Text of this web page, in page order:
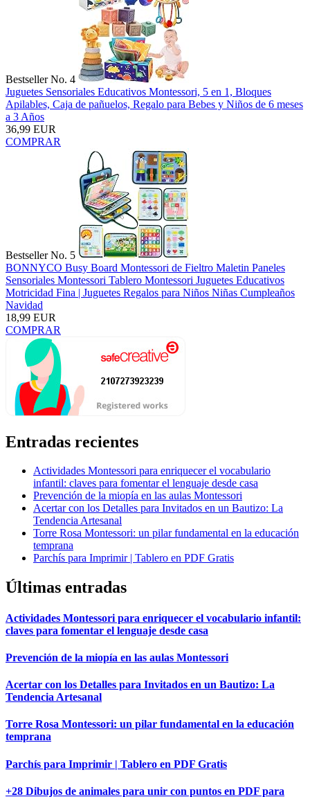
Bestseller No. 4
Juguetes Sensoriales Educativos Montessori, 5 en 1, Bloques
Apilables, Caja de pañuelos, Regalo para Bebes y Niños de 6 meses
a 3 Años
36,99 EUR
COMPRAR
Bestseller No. 5
BONNYCO Busy Board Montessori de Fieltro Maletin Paneles
Sensoriales Montessori Tablero Montessori Juguetes Educativos
Motricidad Fina | Juguetes Regalos para Niños Niñas Cumpleaños
Navidad
18,99 EUR
COMPRAR
Entradas recientes
Actividades Montessori para enriquecer el vocabulario
infantil: claves para fomentar el lenguaje desde casa
Prevención de la miopía en las aulas Montessori
Acertar con los Detalles para Invitados en un Bautizo: La
Tendencia Artesanal
Torre Rosa Montessori: un pilar fundamental en la educación
temprana
Parchís para Imprimir | Tablero en PDF Gratis
Últimas entradas
Actividades Montessori para enriquecer el vocabulario infantil:
claves para fomentar el lenguaje desde casa
Prevención de la miopía en las aulas Montessori
Acertar con los Detalles para Invitados en un Bautizo: La
Tendencia Artesanal
Torre Rosa Montessori: un pilar fundamental en la educación
temprana
Parchís para Imprimir | Tablero en PDF Gratis
+28 Dibujos de animales para unir con puntos en PDF para